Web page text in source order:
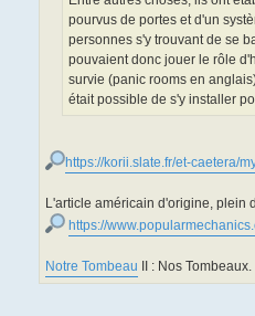
pourvus de portes et d'un
personnes s'y trouvant de se
pouvaient donc jouer le rôle
survie (panic rooms en
était possible de s'y installer
https://korii.slate.fr/et-caetera/
L'article américain d'origine, plein
https://
Notre Tombeau II : Nos Tombeaux.